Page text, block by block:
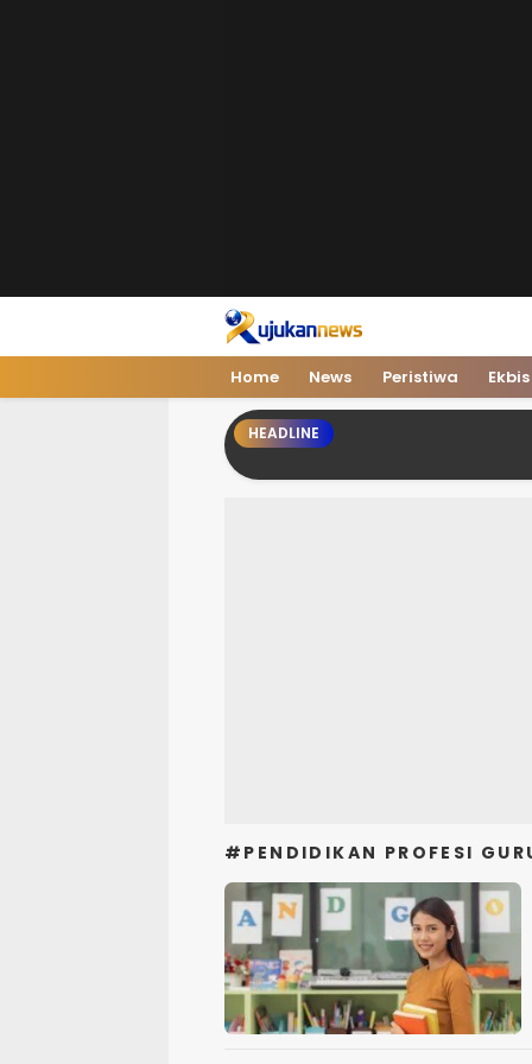
Rujukan News
Satu Rujukan Sejuta Informasi
Home News Peristiwa Ekbis
HEADLINE
#PENDIDIKAN PROFESI